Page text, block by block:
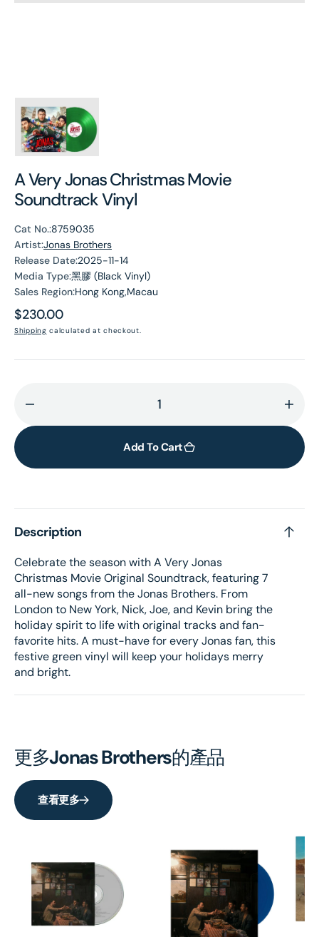
A Very Jonas Christmas Movie
Soundtrack Vinyl
Cat No.:8759035
Artist:Jonas Brothers
Release Date:2025-11-14
Media Type:黑膠 (Black Vinyl)
Sales Region:Hong Kong,Macau
Regular
price
$230.00
Shipping calculated at checkout.
quantity
A
Christmas
Movie
Vinyl
for
A
Add To Cart
Description
Celebrate the season with A Very Jonas
Christmas Movie Original Soundtrack, featuring 7
all-new songs from the Jonas Brothers. From
London to New York, Nick, Joe, and Kevin bring the
holiday spirit to life with original tracks and fan-
favorite hits. A must-have for every Jonas fan, this
festive green vinyl will keep your holidays merry
and bright.
更多Jonas Brothers的產品
查看更多